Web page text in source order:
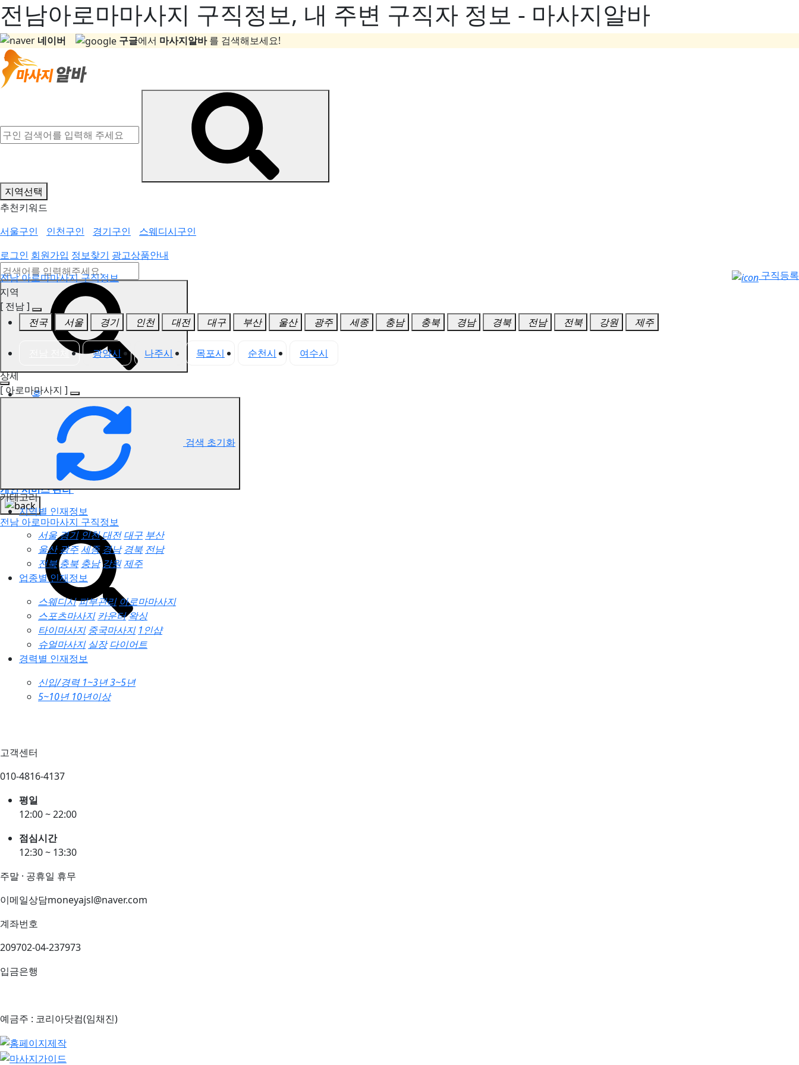
전남아로마마사지 구직정보, 내 주변 구직자 정보 - 마사지알바
네이버 구글에서 마사지알바를 검색해보세요!
지역선택
추천키워드
서울구인
인천구인 경기구인
스웨디시구인
로그인 회원가입 정보찾기 광고상품안내
홈
3,831
1,619
고객센터
전국업체정보마사지가이드
업체 서비스 관리
개인 서비스 관리
전남 아로마마사지 구직정보
전남 아로마마사지 구직정보
구직등록
지역
[ 전남 ]
전국
서울 경기 인천 대전 대구 부산 울산 광주 세종 충남 충북 경남 경북 전남 전북 강원 제주
전남 전체 광양시 나주시 목포시 순천시
여수시
상세
[ 아로마마사지 ]
검색 초기화
카테고리
지역별 인재정보
서울경기 인천대전 대구 부산
울산 광주세종 경남 경북 전남
전북충북 충남강원제주
업종별 인재정보
스웨디시피부관리 아로마마사지
스포츠마사지 카운터왁싱
타이마사지 중국마사지 1인샵
슈얼마사지 실장 다이어트
경력별 인재정보
신입/경력 1~3년3~5년
5~10년 10년이상
고객센터
010-4816-4137
평일
12:00 ~ 22:00
점심시간
12:30 ~ 13:30
주말 · 공휴일 휴무
이메일상담moneyajsl@naver.com
계좌번호
209702-04-237973
입금은행
예금주 : 코리아닷컴(임채진)